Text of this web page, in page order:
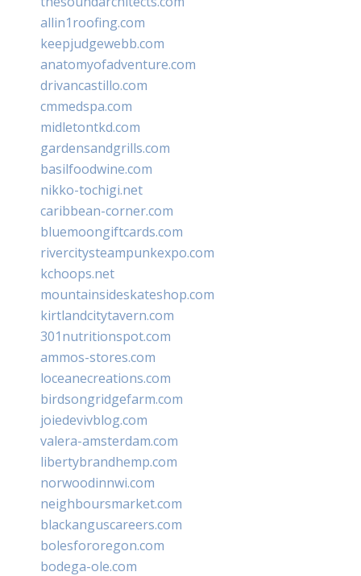
allin1roofing.com
keepjudgewebb.com
anatomyofadventure.com
drivancastillo.com
cmmedspa.com
midletontkd.com
gardensandgrills.com
basilfoodwine.com
nikko-tochigi.net
caribbean-corner.com
bluemoongiftcards.com
rivercitysteampunkexpo.com
kchoops.net
mountainsideskateshop.com
kirtlandcitytavern.com
301nutritionspot.com
ammos-stores.com
loceanecreations.com
birdsongridgefarm.com
joiedevivblog.com
valera-amsterdam.com
libertybrandhemp.com
norwoodinnwi.com
neighboursmarket.com
blackanguscareers.com
bolesfororegon.com
bodega-ole.com